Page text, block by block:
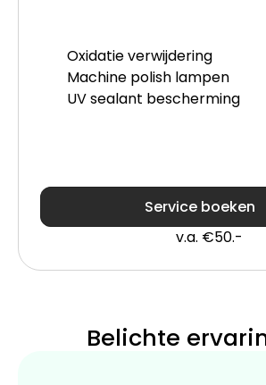
Oxidatie verwijdering
Machine polish lampen
UV sealant bescherming
Service boeken
v.a. €50.-
Belichte